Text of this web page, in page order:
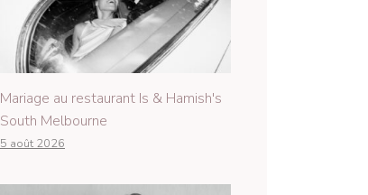
Mariage au restaurant Is & Hamish's
South Melbourne
5 août 2026